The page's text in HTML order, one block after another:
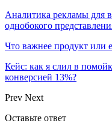
Аналитика рекламы для
однобокого
Что важнее продукт или
Кейс: как я слил в
конверсией 13%?
Prev Next
Оставьте ответ